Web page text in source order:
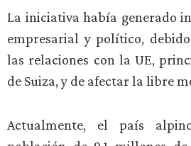
La iniciativa había generado
empresarial y político,
las relaciones con la UE,
de Suiza, y de afectar la libre
Actualmente, el país